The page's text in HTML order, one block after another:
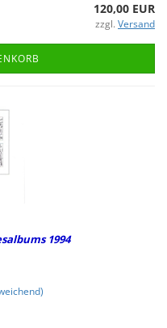
120,00 EUR
zzgl. Versand
1994